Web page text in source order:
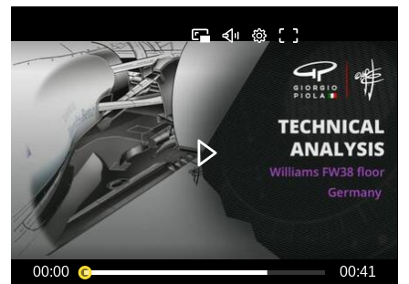
00:00 00:41